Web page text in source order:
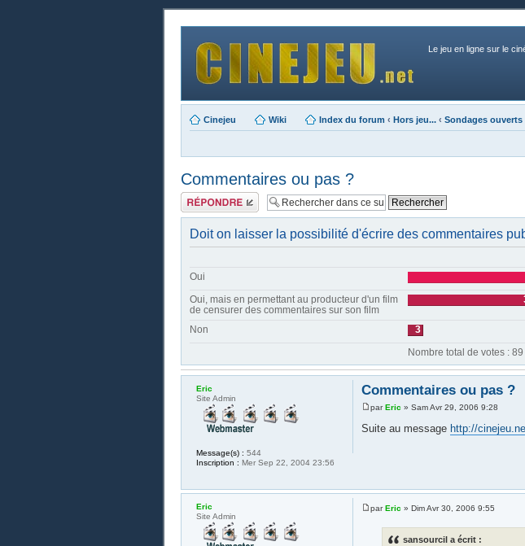
Le jeu en ligne sur le
Cinejeu Wiki Index du forum ‹ Hors jeu... ‹ Sondages ouverts
Commentaires ou pas ?
Publier une
réponse
Doit on laisser la possibilité d'écrire des commentaires
Oui
Oui, mais en permettant au producteur d'un film
de censurer des commentaires sur son film
Non 3
Nombre total de votes : 89
Commentaires ou pas ?
parEric » Sam Avr 29, 2006 9:28
Suite au message http://
Eric
Site Admin
Message(s) : 544
Inscription : Mer Sep 22, 2004 23:56
parEric » Dim Avr 30, 2006 9:55
sansourcil a écrit :
Eric
Site Admin